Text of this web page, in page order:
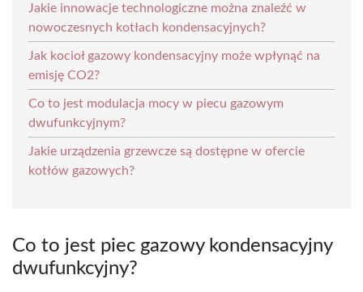
Jakie innowacje technologiczne można znaleźć w
nowoczesnych kotłach kondensacyjnych?
Jak kocioł gazowy kondensacyjny może wpłynąć na
emisję CO2?
Co to jest modulacja mocy w piecu gazowym
dwufunkcyjnym?
Jakie urządzenia grzewcze są dostępne w ofercie
kotłów gazowych?
Co to jest piec gazowy kondensacyjny
dwufunkcyjny?